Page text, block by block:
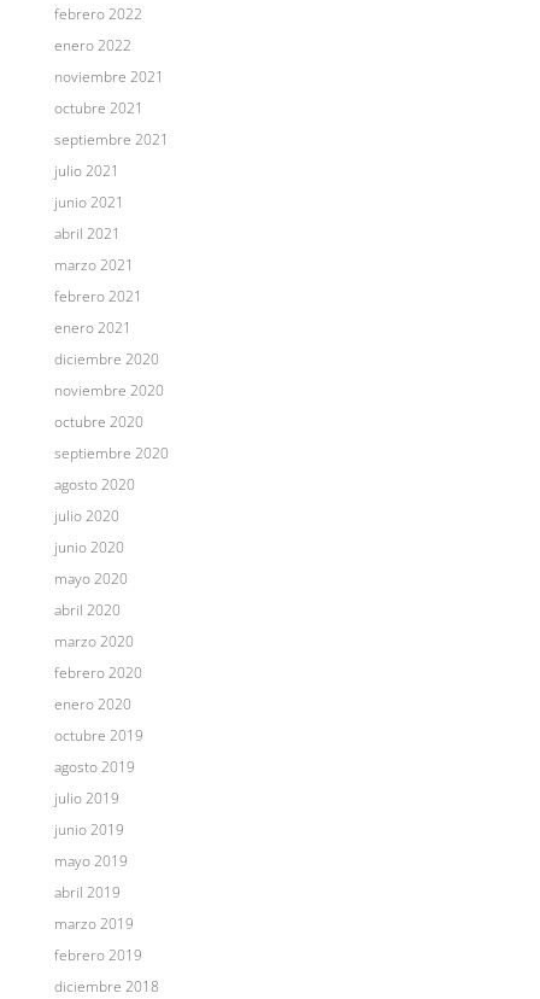
febrero 2022
enero 2022
noviembre 2021
octubre 2021
septiembre 2021
julio 2021
junio 2021
abril 2021
marzo 2021
febrero 2021
enero 2021
diciembre 2020
noviembre 2020
octubre 2020
septiembre 2020
agosto 2020
julio 2020
junio 2020
mayo 2020
abril 2020
marzo 2020
febrero 2020
enero 2020
octubre 2019
agosto 2019
julio 2019
junio 2019
mayo 2019
abril 2019
marzo 2019
febrero 2019
diciembre 2018